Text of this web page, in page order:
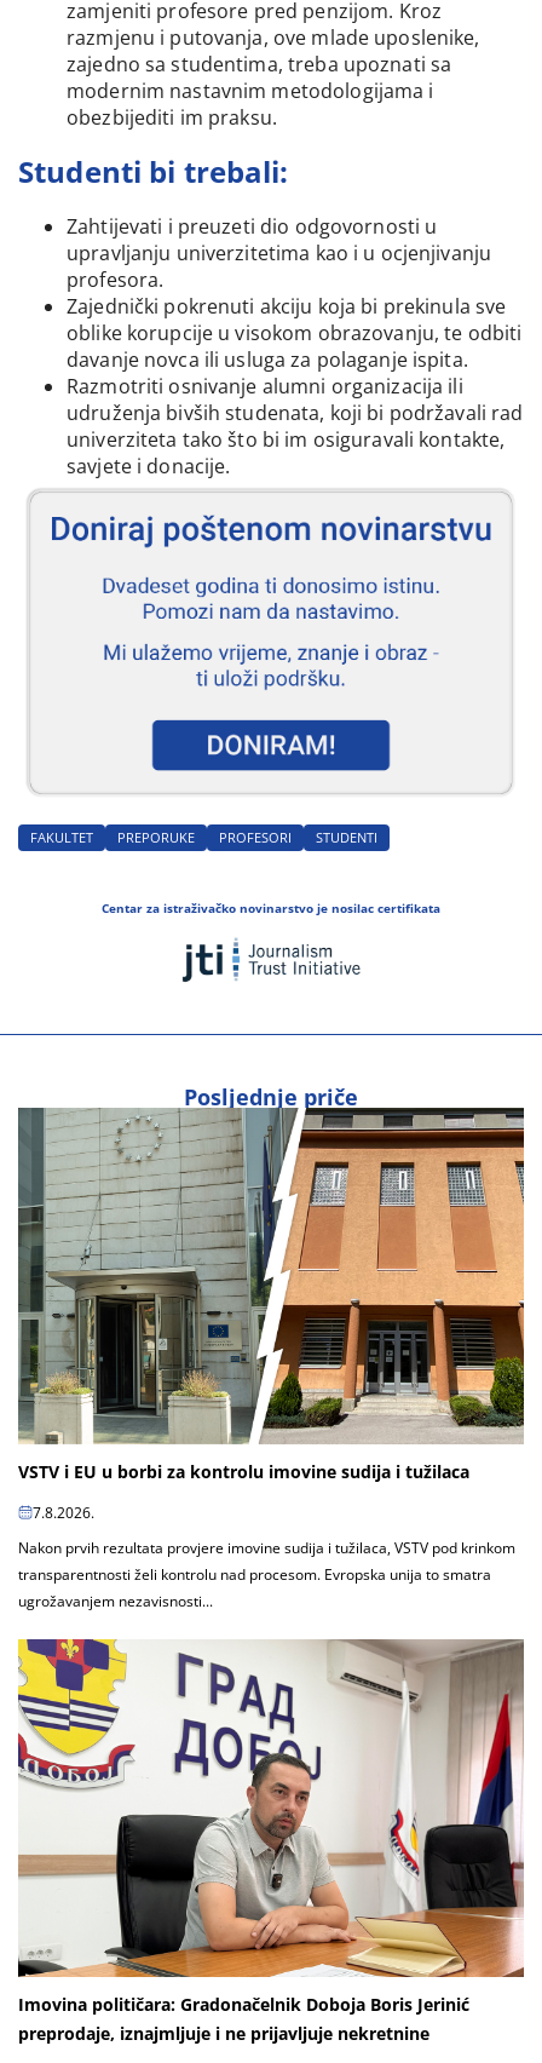
zamjeniti profesore pred penzijom. Kroz
razmjenu i putovanja, ove mlade uposlenike,
zajedno sa studentima, treba upoznati sa
modernim nastavnim metodologijama i
obezbijediti im praksu.
Studenti bi trebali:
Zahtijevati i preuzeti dio odgovornosti u
upravljanju univerzitetima kao i u ocjenjivanju
profesora.
Zajednički pokrenuti akciju koja bi prekinula sve
oblike korupcije u visokom obrazovanju, te odbiti
davanje novca ili usluga za polaganje ispita.
Razmotriti osnivanje alumni organizacija ili
udruženja bivših studenata, koji bi podržavali rad
univerziteta tako što bi im osiguravali kontakte,
savjete i donacije.
FAKULTET PREPORUKE PROFESORI STUDENTI
Centar za istraživačko novinarstvo je nosilac certifikata
Posljednje priče
VSTV i EU u borbi za kontrolu imovine sudija i tužilaca
7.8.2026.
Nakon prvih rezultata provjere imovine sudija i tužilaca, VSTV pod krinkom
transparentnosti želi kontrolu nad procesom. Evropska unija to smatra
ugrožavanjem nezavisnosti...
Imovina političara: Gradonačelnik Doboja Boris Jerinić
preprodaje, iznajmljuje i ne prijavljuje nekretnine